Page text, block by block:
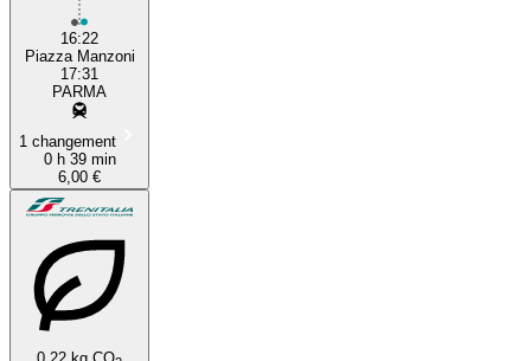
16:22
Piazza Manzoni
17:31
PARMA
1 changement
0 h 39 min
6,00 €